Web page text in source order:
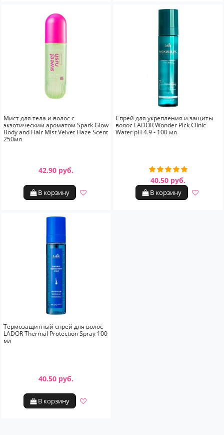
Мист для тела и волос с
экзотическим ароматом Spark Glow
Body and Hair Mist Velvet Haze Scent
250мл
42.90 руб.
В корзину
Спрей для укрепления и защиты
волос LADOR Wonder Pick Clinic
Water pH 4.9 - 100 мл
40.50 руб.
В корзину
Термозащитный спрей для волос
LADOR Thermal Protection Spray 100
мл
40.50 руб.
В корзину